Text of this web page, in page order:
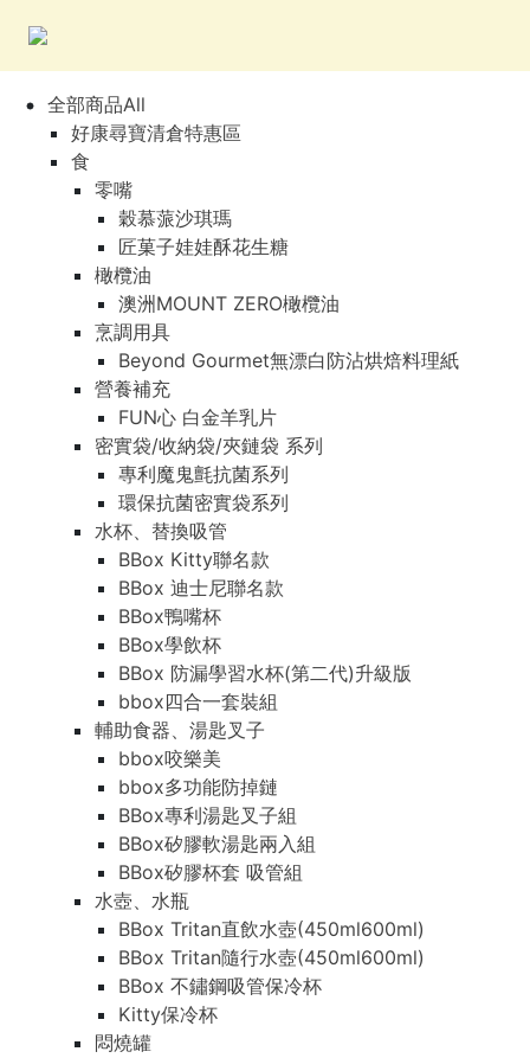
全部商品All
好康尋寶清倉特惠區
食
零嘴
穀慕蒎沙琪瑪
匠菓子娃娃酥花生糖
橄欖油
澳洲MOUNT ZERO橄欖油
烹調用具
Beyond Gourmet無漂白防沾烘焙料理紙
營養補充
FUN心 白金羊乳片
密實袋/收納袋/夾鏈袋 系列
專利魔鬼氈抗菌系列
環保抗菌密實袋系列
水杯、替換吸管
BBox Kitty聯名款
BBox 迪士尼聯名款
BBox鴨嘴杯
BBox學飲杯
BBox 防漏學習水杯(第二代)升級版
bbox四合一套裝組
輔助食器、湯匙叉子
bbox咬樂美
bbox多功能防掉鏈
BBox專利湯匙叉子組
BBox矽膠軟湯匙兩入組
BBox矽膠杯套 吸管組
水壺、水瓶
BBox Tritan直飲水壺(450ml600ml)
BBox Tritan隨行水壺(450ml600ml)
BBox 不鏽鋼吸管保冷杯
Kitty保冷杯
悶燒罐